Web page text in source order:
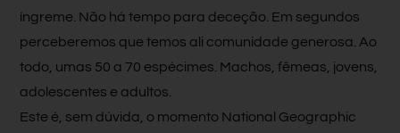
íngreme. Não há tempo para deceção. Em segundos
perceberemos que temos ali comunidade generosa. Ao
todo, umas 50 a 70 espécimes. Machos, fêmeas, jovens,
adolescentes e adultos.
Este é, sem dúvida, o momento National Geographic